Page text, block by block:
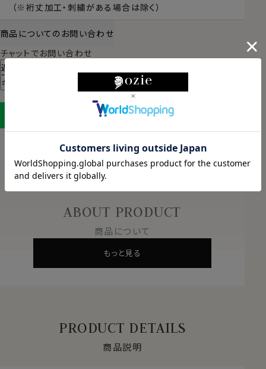
（※裄丈加工・刺繍がある場合は除く）
商品についてのお問い合わせ
チャットでお問い合わせ
返品・交換について
ギフトラッピングについて
LINEに保存する
ABOUT PRODUCT
商品について
もっと見る
PRODUCT DETAILS
商品説明